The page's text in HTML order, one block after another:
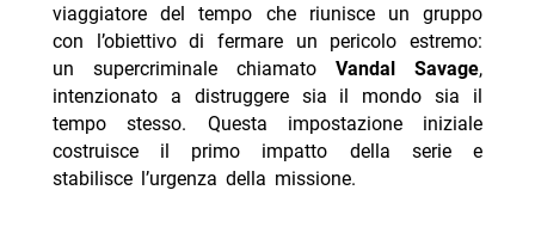
viaggiatore del tempo che riunisce un gruppo
con l’obiettivo di fermare un pericolo estremo:
un supercriminale chiamatoVandal Savage,
intenzionato a distruggere sia il mondo sia il
tempo stesso. Questa impostazione iniziale
costruisce il primo impatto della serie e
stabilisce l’urgenza della missione.